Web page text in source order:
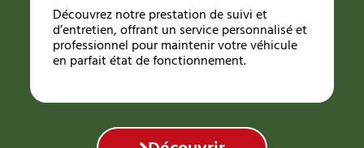
Découvrez notre prestation de suivi et
d’entretien, offrant un service personnalisé et
professionnel pour maintenir votre véhicule
en parfait état de fonctionnement.